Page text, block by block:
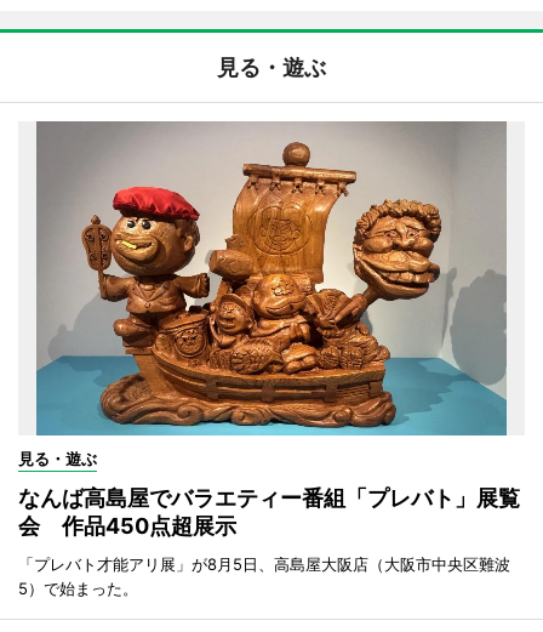
見る・遊ぶ
見る・遊ぶ
なんば高島屋でバラエティー番組「プレバト」展覧
会 作品450点超展示
「プレバト才能アリ展」が8月5日、高島屋大阪店（大阪市中央区難波
5）で始まった。